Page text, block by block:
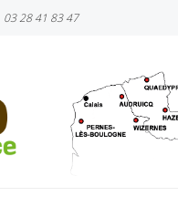
03 28 41 83 47